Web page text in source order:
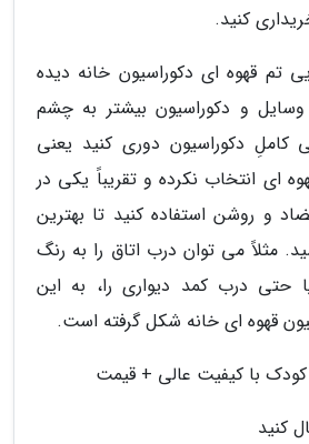
کنید.
تم قهوه ای دکوراسیون خانه دیده
و دکوراسیون بیشتر به چشم
کاملِ دکوراسیون دوری کنید یعنی
ای انتخاب نکرده و تقریباً یکی در
و روشن استفاده کنید تا بهترین
مثلاً می توان درب اتاق را به رنگ
حتی درب کمد دیواری را، به این
قهوه ای خانه شکل گرفته است.
کنید